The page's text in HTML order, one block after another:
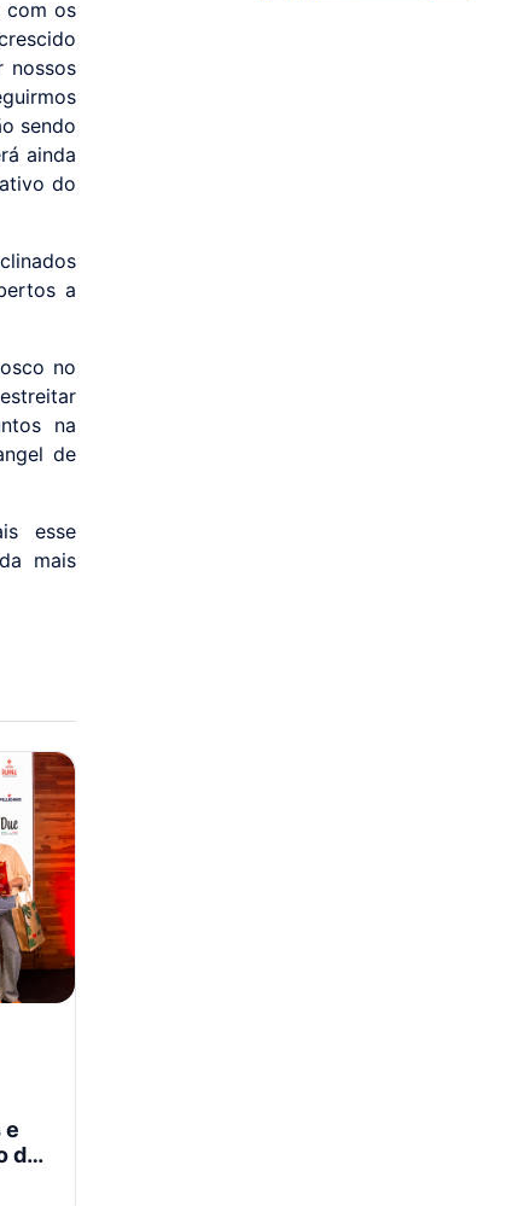
com os
nossos
sendo
ainda
do
a
no
na
de
esse
mais
e
do